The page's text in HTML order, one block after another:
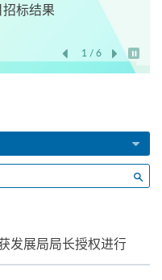
标结果
1 / 6
开始/
发展局局长授权进行